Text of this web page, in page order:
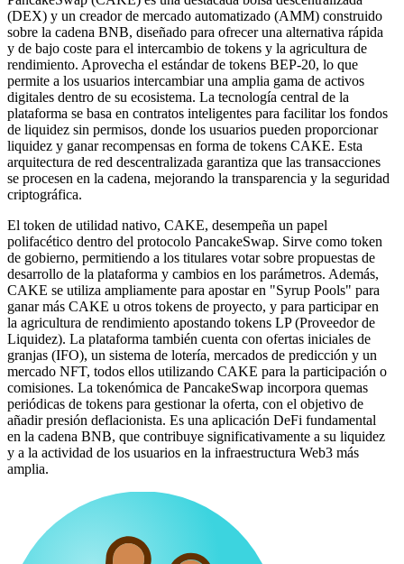
(DEX) y un creador de mercado automatizado (AMM) construido
sobre la cadena BNB, diseñado para ofrecer una alternativa rápida
y de bajo coste para el intercambio de tokens y la agricultura de
rendimiento. Aprovecha el estándar de tokens BEP-20, lo que
permite a los usuarios intercambiar una amplia gama de activos
digitales dentro de su ecosistema. La tecnología central de la
plataforma se basa en contratos inteligentes para facilitar los fondos
de liquidez sin permisos, donde los usuarios pueden proporcionar
liquidez y ganar recompensas en forma de tokens CAKE. Esta
arquitectura de red descentralizada garantiza que las transacciones
se procesen en la cadena, mejorando la transparencia y la seguridad
criptográfica.
El token de utilidad nativo, CAKE, desempeña un papel
polifacético dentro del protocolo PancakeSwap. Sirve como token
de gobierno, permitiendo a los titulares votar sobre propuestas de
desarrollo de la plataforma y cambios en los parámetros. Además,
CAKE se utiliza ampliamente para apostar en "Syrup Pools" para
ganar más CAKE u otros tokens de proyecto, y para participar en
la agricultura de rendimiento apostando tokens LP (Proveedor de
Liquidez). La plataforma también cuenta con ofertas iniciales de
granjas (IFO), un sistema de lotería, mercados de predicción y un
mercado NFT, todos ellos utilizando CAKE para la participación o
comisiones. La tokenómica de PancakeSwap incorpora quemas
periódicas de tokens para gestionar la oferta, con el objetivo de
añadir presión deflacionista. Es una aplicación DeFi fundamental
en la cadena BNB, que contribuye significativamente a su liquidez
y a la actividad de los usuarios en la infraestructura Web3 más
amplia.